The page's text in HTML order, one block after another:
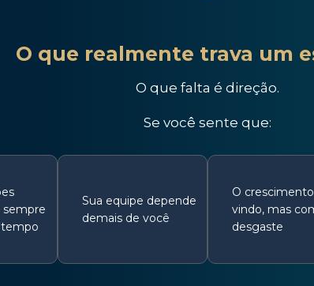
O que realmente trava um
O que falta é direção.
Se você sente que:
Sua equipe depende
demais de você
O
vindo, mas
desgaste